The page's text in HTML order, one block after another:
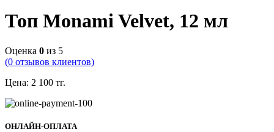
Топ Monami Velvet, 12 мл
Оценка 0 из 5
(0 отзывов клиентов)
Цена: 2 100 тг.
ОНЛАЙН-ОПЛАТА